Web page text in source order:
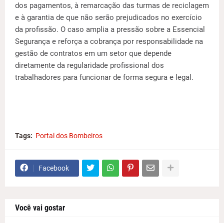
dos pagamentos, à remarcação das turmas de reciclagem
e à garantia de que não serão prejudicados no exercício
da profissão. O caso amplia a pressão sobre a Essencial
Segurança e reforça a cobrança por responsabilidade na
gestão de contratos em um setor que depende
diretamente da regularidade profissional dos
trabalhadores para funcionar de forma segura e legal.
Tags: Portal dos Bombeiros
Facebook
Você vai gostar